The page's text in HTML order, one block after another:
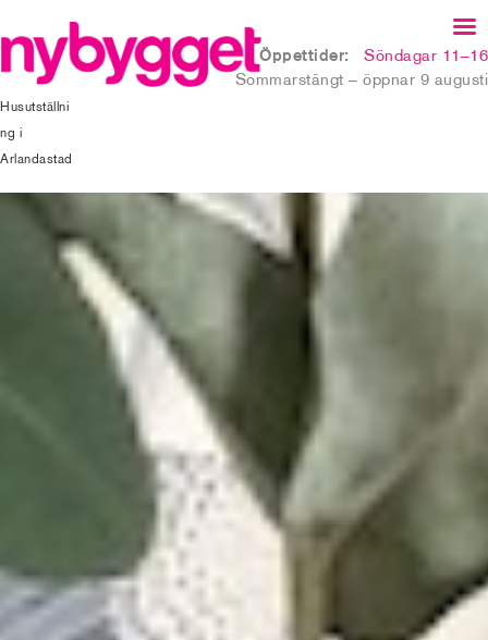
Husutställni
ng i
Arlandastad
Öppettider:
Söndagar 11–16
Sommarstängt – öppnar 9 augusti